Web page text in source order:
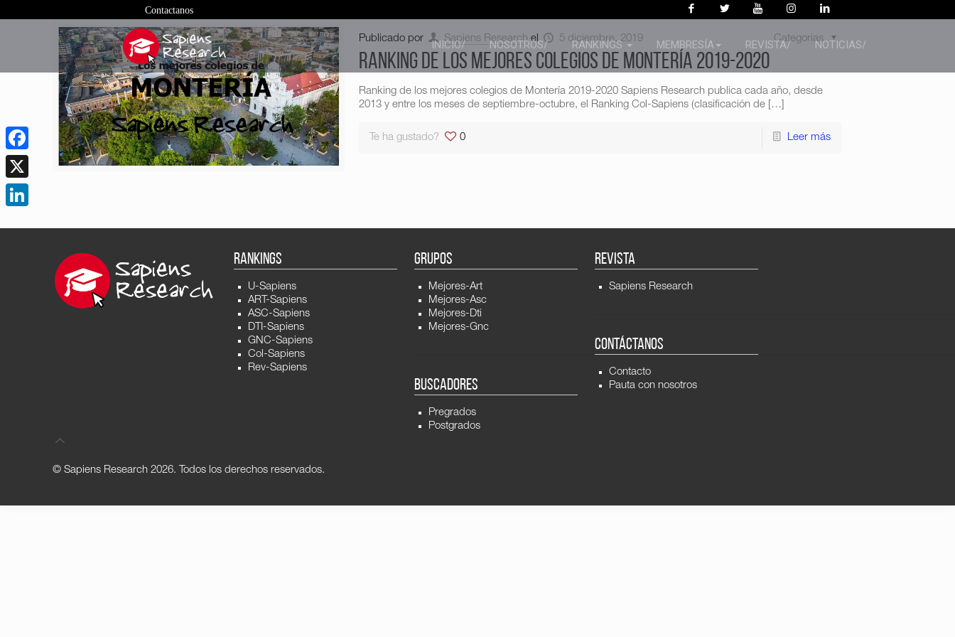
Contactanos
INICIO/ NOSOTROS/ RANKINGS MEMBRESÍA REVISTA/ NOTICIAS/
Publicado por Sapiens Research el 5 diciembre, 2019 Categorias
Ranking de los mejores colegios de Montería 2019-2020
Ranking de los mejores colegios de Montería 2019-2020 Sapiens Research publica cada año, desde
2013 y entre los meses de septiembre-octubre, el Ranking Col-Sapiens (clasificación de[…]
Te ha gustado? 0 Leer más
RANKINGS
U-Sapiens
ART-Sapiens
ASC-Sapiens
DTI-Sapiens
GNC-Sapiens
Col-Sapiens
Rev-Sapiens
GRUPOS
Mejores-Art
Mejores-Asc
Mejores-Dti
Mejores-Gnc
BUSCADORES
Pregrados
Postgrados
REVISTA
Sapiens Research
CONTÁCTANOS
Contacto
Pauta con nosotros
© Sapiens Research2026. Todos los derechos reservados.
Facebook
X